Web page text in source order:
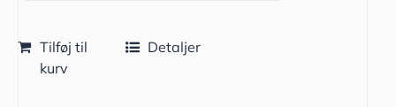
Tilføj til
kurv
Detaljer